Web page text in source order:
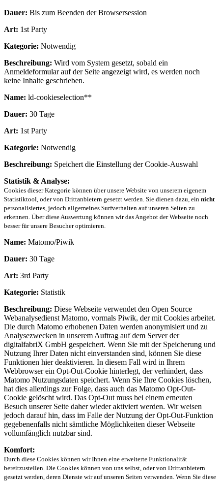
Dauer: Bis zum Beenden der Browsersession
Art: 1st Party
Kategorie: Notwendig
Beschreibung: Wird vom System gesetzt, sobald ein
Anmeldeformular auf der Seite angezeigt wird, es werden noch
keine Inhalte geschrieben.
Name: ld-cookieselection**
Dauer: 30 Tage
Art: 1st Party
Kategorie: Notwendig
Beschreibung: Speichert die Einstellung der Cookie-Auswahl
Statistik & Analyse:
Cookies dieser Kategorie können über unsere Website von unserem eigenem
Statistiktool, oder von Drittanbietern gesetzt werden. Sie dienen dazu, ein nicht
personalisiertes, jedoch allgemeines Surfverhalten auf unseren Seiten zu
erkennen. Über diese Auswertung können wir das Angebot der Webseite noch
besser für unsere Besucher optimieren.
Name: Matomo/Piwik
Dauer: 30 Tage
Art: 3rd Party
Kategorie: Statistik
Beschreibung: Diese Webseite verwendet den Open Source
Webanalysedienst Matomo, vormals Piwik, der mit Cookies arbeitet.
Die durch Matomo erhobenen Daten werden anonymisiert und zu
Analysezwecken in unserem Auftrag auf dem Server der
digitalfabriX GmbH gespeichert. Wenn Sie mit der Speicherung und
Nutzung Ihrer Daten nicht einverstanden sind, können Sie diese
Funktionen hier deaktivieren. In diesem Fall wird in Ihrem
Webbrowser ein Opt-Out-Cookie hinterlegt, der verhindert, dass
Matomo Nutzungsdaten speichert. Wenn Sie Ihre Cookies löschen,
hat dies allerdings zur Folge, dass auch das Matomo Opt-Out-
Cookie gelöscht wird. Das Opt-Out muss bei einem erneuten
Besuch unserer Seite daher wieder aktiviert werden. Wir weisen
jedoch darauf hin, dass im Falle der Nutzung der Opt-Out-Funktion
gegebenenfalls nicht sämtliche Möglichkeiten dieser Webseite
vollumfänglich nutzbar sind.
Komfort:
Durch diese Cookies können wir Ihnen eine erweiterte Funktionalität
bereitzustellen. Die Cookies können von uns selbst, oder von Drittanbietern
gesetzt werden, deren Dienste wir auf unseren Seiten verwenden. Wenn Sie diese